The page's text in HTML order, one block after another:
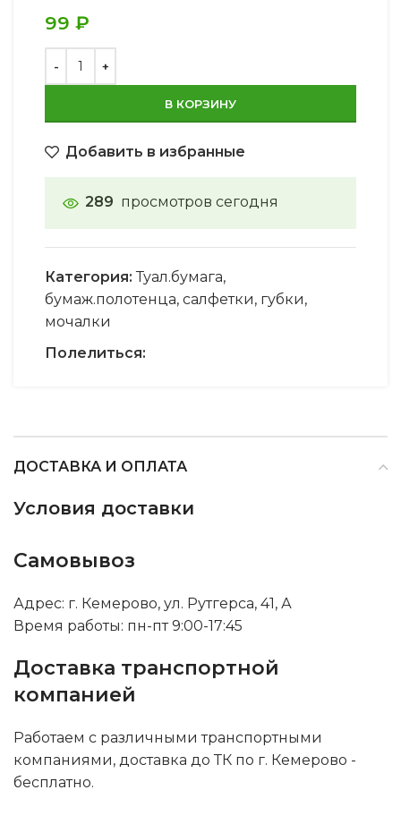
99 ₽
В КОРЗИНУ
Добавить в избранные
289 просмотров сегодня
Категория: Туал.бумага,
бумаж.полотенца, салфетки, губки,
мочалки
Полелиться:
ДОСТАВКА И ОПЛАТА
Условия доставки
Самовывоз
Адрес: г. Кемерово, ул. Рутгерса, 41, А
Время работы: пн-пт 9:00-17:45
Доставка транспортной
компанией
Работаем с различными транспортными
компаниями, доставка до ТК по г. Кемерово -
бесплатно.